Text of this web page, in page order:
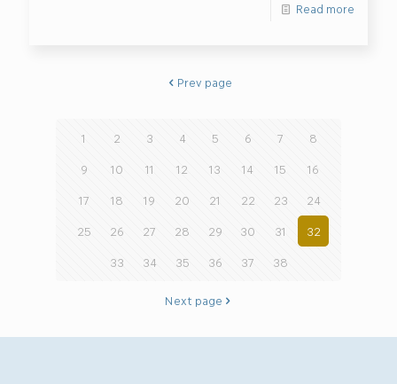
Read more
Prev page
1 2 3 4 5 6 7 8
9 10 11 12 13 14 15 16
17 18 19 20 21 22 23 24
25 26 27 28 29 30 31 32
33 34 35 36 37 38
Next page